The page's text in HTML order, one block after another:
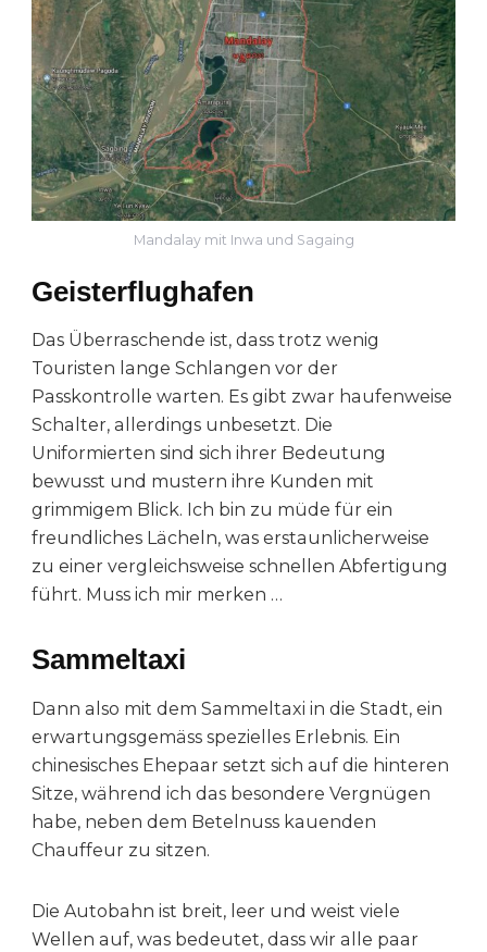
Mandalay mit Inwa und Sagaing
Geisterflughafen
Das Überraschende ist, dass trotz wenig
Touristen lange Schlangen vor der
Passkontrolle warten. Es gibt zwar haufenweise
Schalter, allerdings unbesetzt. Die
Uniformierten sind sich ihrer Bedeutung
bewusst und mustern ihre Kunden mit
grimmigem Blick. Ich bin zu müde für ein
freundliches Lächeln, was erstaunlicherweise
zu einer vergleichsweise schnellen Abfertigung
führt. Muss ich mir merken …
Sammeltaxi
Dann also mit dem Sammeltaxi in die Stadt, ein
erwartungsgemäss spezielles Erlebnis. Ein
chinesisches Ehepaar setzt sich auf die hinteren
Sitze, während ich das besondere Vergnügen
habe, neben dem Betelnuss kauenden
Chauffeur zu sitzen.
Die Autobahn ist breit, leer und weist viele
Wellen auf, was bedeutet, dass wir alle paar